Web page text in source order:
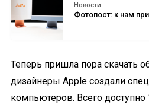
Новости
Фотопост: к нам
Теперь пришла пора скачать
дизайнеры Apple создали
компьютеров. Всего